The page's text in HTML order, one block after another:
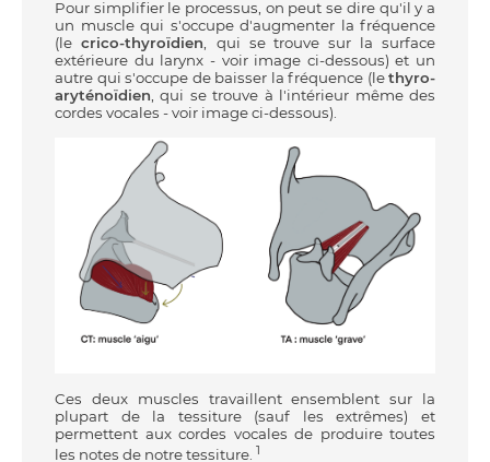
Pour simplifier le processus, on peut se dire qu'il y a
un muscle qui s'occupe d'augmenter la fréquence
(le crico-thyroïdien
qui se trouve sur la surface
extérieure du larynx - voir image ci-dessous) et un
autre qui s'occupe de baisser la fréquence (lethyro-
aryténoïdien , qui se trouve à l'intérieur même des
cordes vocales - voir image ci-dessous).
Ces deux muscles travaillent ensemblent sur la
plupart de la tessiture (sauf les extrêmes) et
permettent aux cordes vocales de produire toutes
les notes de notre tessiture. 1